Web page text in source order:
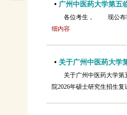
• 广州中医药大学第五
各位考生， 现公
细内容
• 关于广州中医药大学
关于广州中医药大学
院2026年硕士研究生招生